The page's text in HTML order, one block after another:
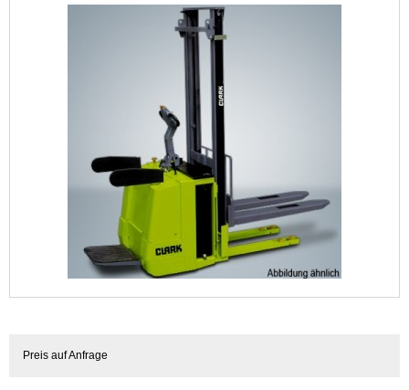
Preis auf Anfrage